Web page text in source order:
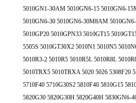
5010GN1-30AM 5010GN6-15 5010GN6-
5010GN6-30 5010GN6-30M8AM
5010GP20 5010GPN33 5010GT15
5505S 5010GT30X2 5010N1 5010N5
5010R3-2 5010R5 5010R5L 5010R8L
5010TRX5 5010TRXA 5020 5026 5308F20
5710F40 5710G30S2 5810F40 5810G15
5820G30 5820G30H 5820G40H 5830GN6-